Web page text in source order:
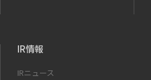
IR情報
IRニュース